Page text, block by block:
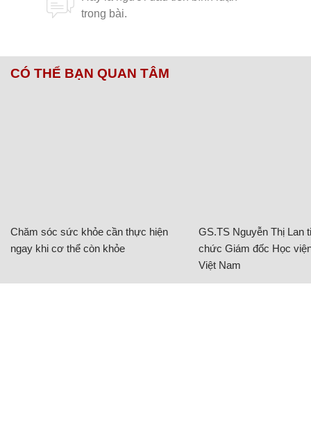
CÓ THỂ BẠN QUAN TÂM
Chăm sóc sức khỏe cần thực hiện
ngay khi cơ thể còn khỏe
GS.TS Nguyễn Thị Lan
chức Giám đốc Học
Việt Nam